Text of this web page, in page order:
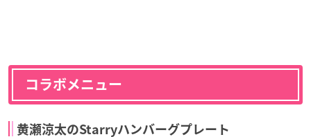
コラボメニュー
黄瀬涼太のStarryハンバーグプレート